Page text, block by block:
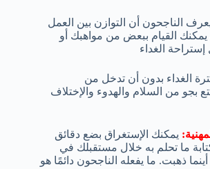
الناجحون أن التوازن بين العمل
القيام ببعض من مواهبك أو
الغداء
الغداء بدون أن تدخل من
بجو من السلام والهدوء والإختلاف
يمكنك الإستغراق بضع دقائق
ما تحلم به خلال مستقبلك في
ذهبت. ما يفعله الناجحون دائمًا هو